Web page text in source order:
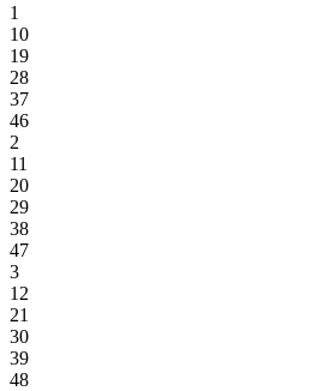
1
10
19
28
37
46
2
11
20
29
38
47
3
12
21
30
39
48